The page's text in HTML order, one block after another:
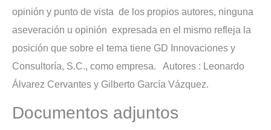
opinión y punto de vista de los propios autores, ninguna
aseveración u opinión expresada en el mismo refleja la
posición que sobre el tema tiene GD Innovaciones y
Consultoría, S.C., como empresa. Autores : Leonardo
Álvarez Cervantes y Gilberto García Vázquez.
Documentos adjuntos